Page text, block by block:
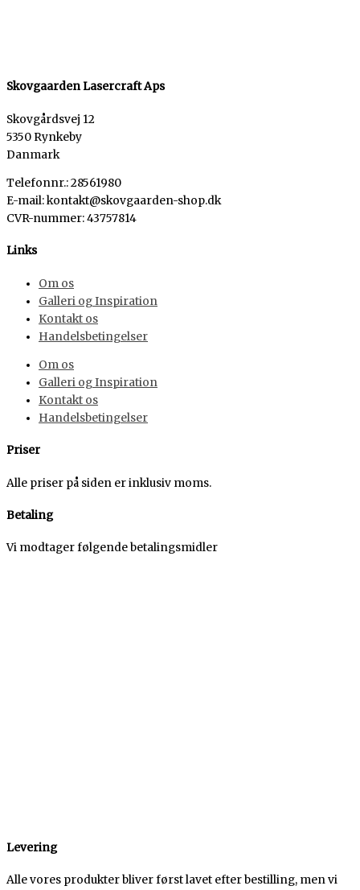
Skovgaarden Lasercraft Aps
Skovgårdsvej 12
5350 Rynkeby
Danmark
Telefonnr.: 28561980
E-mail: kontakt@skovgaarden-shop.dk
CVR-nummer:43757814
Links
Om os
Galleri og Inspiration
Kontakt os
Handelsbetingelser
Om os
Galleri og Inspiration
Kontakt os
Handelsbetingelser
Priser
Alle priser på siden er inklusiv moms.
Betaling
Vi modtager følgende betalingsmidler
Levering
Alle vores produkter bliver først lavet efter bestilling, men vi